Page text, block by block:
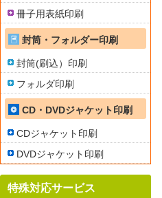
冊子用表紙印刷
封筒・フォルダー印刷
封筒(刷込）印刷
フォルダ印刷
CD・DVDジャケット印刷
CDジャケット印刷
DVDジャケット印刷
特殊対応サービス